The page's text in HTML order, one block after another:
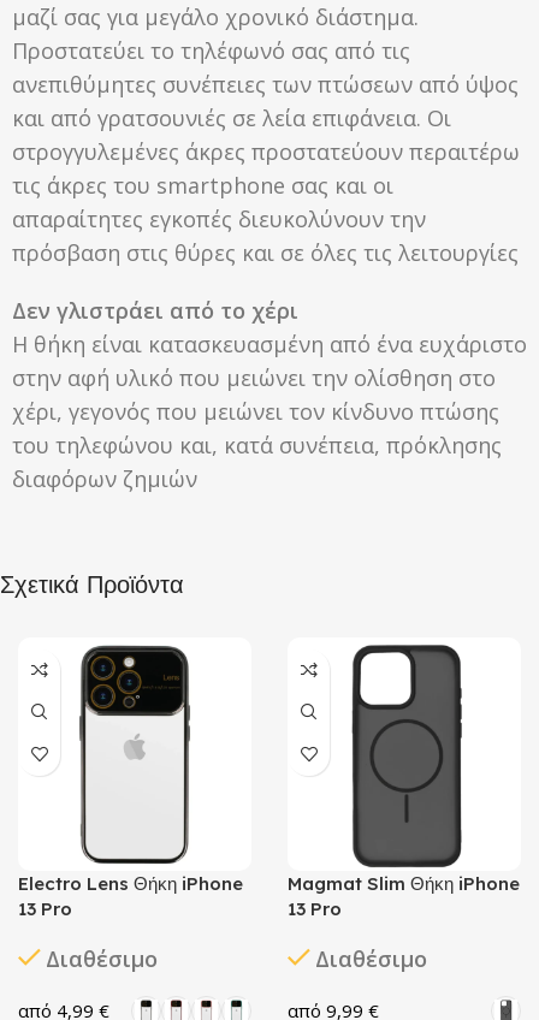
μαζί σας για μεγάλο χρονικό διάστημα.
Προστατεύει το τηλέφωνό σας από τις
ανεπιθύμητες συνέπειες των πτώσεων από ύψος
και από γρατσουνιές σε λεία επιφάνεια. Οι
στρογγυλεμένες άκρες προστατεύουν περαιτέρω
τις άκρες του smartphone σας και οι
απαραίτητες εγκοπές διευκολύνουν την
πρόσβαση στις θύρες και σε όλες τις λειτουργίες
Δεν γλιστράει από το χέρι
Η θήκη είναι κατασκευασμένη από ένα ευχάριστο
στην αφή υλικό που μειώνει την ολίσθηση στο
χέρι, γεγονός που μειώνει τον κίνδυνο πτώσης
του τηλεφώνου και, κατά συνέπεια, πρόκλησης
διαφόρων ζημιών
Σχετικά Προϊόντα
Electro Lens Θήκη iPhone
13 Pro
Διαθέσιμο
4,99 €
Magmat Slim Θήκη iPhone
13 Pro
Διαθέσιμο
9,99 €